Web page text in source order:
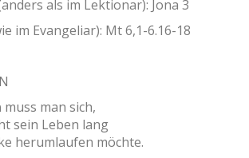
als im Lektionar): Jona 3
im Evangeliar): Mt 6,1-6.16-18
muss man sich,
sein Leben lang
herumlaufen möchte.